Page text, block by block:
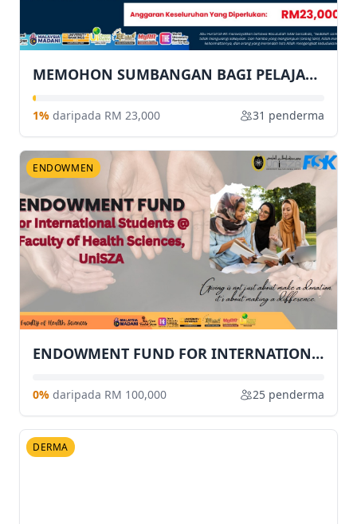
MEMOHON SUMBANGAN BAGI PELAJAR FAKULTI BAHASA DAN KOMUNIKASI, UNIVERSITI SULTAN ZAINAL ABIDIN (UniSZA) MENGIKUTI LATIHAN INDUSTRI DI LUAR NEGARA
1% daripada RM 23,000 31 penderma
ENDOWMEN
ENDOWMENT FUND FOR INTERNATIONAL STUDENT AT FSK, UniSZA
0% daripada RM 100,000 25 penderma
DERMA